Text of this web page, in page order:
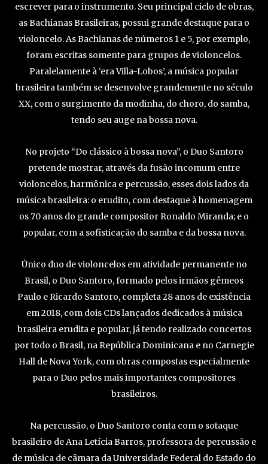
escrever para o instrumento. Seu principal ciclo de obras,
as Bachianas Brasileiras, possui grande destaque para o
violoncelo. As Bachianas de números 1 e 5, por exemplo,
foram escritas somente para grupos de violoncelos.
Paralelamente à ‘era Villa-Lobos’, a música popular
brasileira também se desenvolve grandemente no século
XX, com o surgimento da modinha, do choro, do samba,
tendo seu auge na bossa nova.
No projeto “Do clássico à bossa nova”, o Duo Santoro
pretende mostrar, através da fusão incomum entre
violoncelos, harmônica e percussão, esses dois lados da
música brasileira: o erudito, com destaque à homenagem
os 70 anos do grande compositor Ronaldo Miranda; e o
popular, com a sofisticação do samba e da bossa nova.
Único duo de violoncelos em atividade permanente no
Brasil, o Duo Santoro, formado pelos irmãos gêmeos
Paulo e Ricardo Santoro, completa 28 anos de existência
em 2018, com dois CDs lançados dedicados à música
brasileira erudita e popular, já tendo realizado concertos
por todo o Brasil, na República Dominicana e no Carnegie
Hall de Nova York, com obras compostas especialmente
para o Duo pelos mais importantes compositores
brasileiros.
Na percussão, o Duo Santoro conta com o sotaque
brasileiro de Ana Letícia Barros, professora de percussão e
de música de câmara da Universidade Federal do Estado do